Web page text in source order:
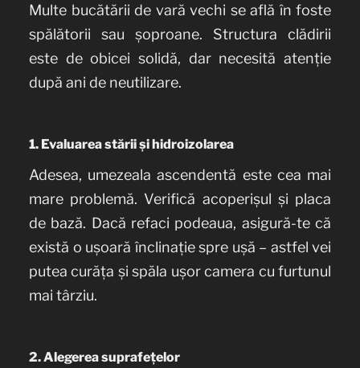
Multe bucătării de vară vechi se află în foste
spălătorii sau șoproane. Structura clădirii
este de obicei solidă, dar necesită atenție
după ani de neutilizare.
1. Evaluarea stării și hidroizolarea
Adesea, umezeala ascendentă este cea mai
mare problemă. Verifică acoperișul și placa
de bază. Dacă refaci podeaua, asigură-te că
există o ușoară înclinație spre ușă – astfel vei
putea curăța și spăla ușor camera cu furtunul
mai târziu.
2. Alegerea suprafețelor